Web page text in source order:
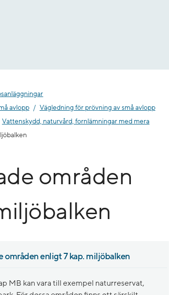
avlopp
Vägledning för prövning av små avlopp
Vattenskydd, naturvård, fornlämningar med mera
områden
områden enligt 7 kap. miljöbalken
MB kan vara till exempel naturreservat,